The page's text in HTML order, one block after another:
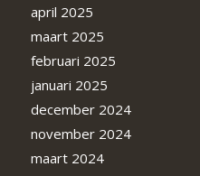
april 2025
maart 2025
februari 2025
januari 2025
december 2024
november 2024
maart 2024